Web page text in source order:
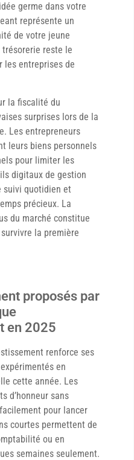
germe dans votre
représente un
de votre jeune
reste le
les entreprises de
la fiscalité du
surprises lors de la
Les entrepreneurs
leurs biens personnels
pour limiter les
digitaux de gestion
suivi quotidien et
précieux. La
du marché constitue
la première
proposés par
en 2025
renforce ses
en
cette année. Les
d’honneur sans
pour lancer
courtes permettent de
ou en
semaines seulement.